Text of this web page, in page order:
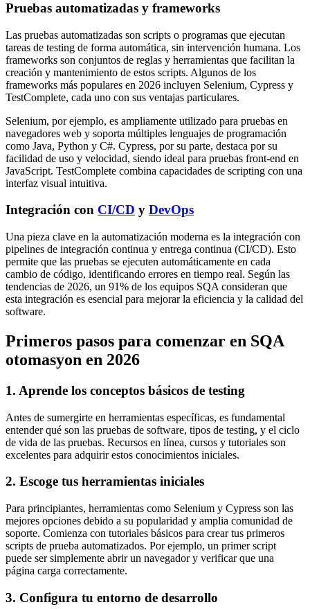
Pruebas automatizadas y frameworks
Las pruebas automatizadas son scripts o programas que ejecutan
tareas de testing de forma automática, sin intervención humana. Los
frameworks son conjuntos de reglas y herramientas que facilitan la
creación y mantenimiento de estos scripts. Algunos de los
frameworks más populares en 2026 incluyen Selenium, Cypress y
TestComplete, cada uno con sus ventajas particulares.
Selenium, por ejemplo, es ampliamente utilizado para pruebas en
navegadores web y soporta múltiples lenguajes de programación
como Java, Python y C#. Cypress, por su parte, destaca por su
facilidad de uso y velocidad, siendo ideal para pruebas front-end en
JavaScript. TestComplete combina capacidades de scripting con una
interfaz visual intuitiva.
Integración con CI/CD y DevOps
Una pieza clave en la automatización moderna es la integración con
pipelines de integración continua y entrega continua (CI/CD). Esto
permite que las pruebas se ejecuten automáticamente en cada
cambio de código, identificando errores en tiempo real. Según las
tendencias de 2026, un 91% de los equipos SQA consideran que
esta integración es esencial para mejorar la eficiencia y la calidad del
software.
Primeros pasos para comenzar en SQA
otomasyon en 2026
1. Aprende los conceptos básicos de testing
Antes de sumergirte en herramientas específicas, es fundamental
entender qué son las pruebas de software, tipos de testing, y el ciclo
de vida de las pruebas. Recursos en línea, cursos y tutoriales son
excelentes para adquirir estos conocimientos iniciales.
2. Escoge tus herramientas iniciales
Para principiantes, herramientas como Selenium y Cypress son las
mejores opciones debido a su popularidad y amplia comunidad de
soporte. Comienza con tutoriales básicos para crear tus primeros
scripts de prueba automatizados. Por ejemplo, un primer script
puede ser simplemente abrir un navegador y verificar que una
página carga correctamente.
3. Configura tu entorno de desarrollo